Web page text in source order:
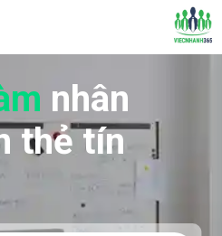
nhân
thẻ tín